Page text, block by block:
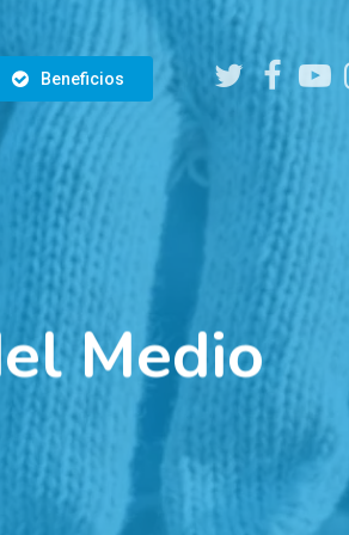
Beneficios
twitter facebook
Medio